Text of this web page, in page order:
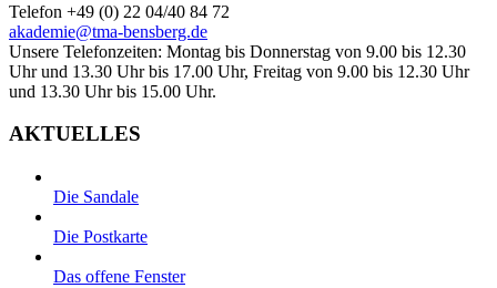
Telefon +49 (0) 22 04/40 84 72
akademie@tma-bensberg.de
Unsere Telefonzeiten: Montag bis Donnerstag von 9.00 bis 12.30
Uhr und 13.30 Uhr bis 17.00 Uhr, Freitag von 9.00 bis 12.30 Uhr
und 13.30 Uhr bis 15.00 Uhr.
AKTUELLES
Die Sandale
Die Postkarte
Das offene Fenster